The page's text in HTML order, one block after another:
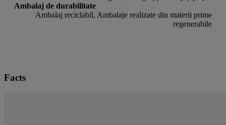
Ambalaj de durabilitate
Ambalaj reciclabil, Ambalaje realizate din materii prime
regenerabile
Facts